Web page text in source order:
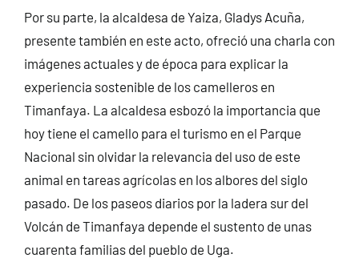
Por su parte, la alcaldesa de Yaiza, Gladys Acuña,
presente también en este acto, ofreció una charla con
imágenes actuales y de época para explicar la
experiencia sostenible de los camelleros en
Timanfaya. La alcaldesa esbozó la importancia que
hoy tiene el camello para el turismo en el Parque
Nacional sin olvidar la relevancia del uso de este
animal en tareas agrícolas en los albores del siglo
pasado. De los paseos diarios por la ladera sur del
Volcán de Timanfaya depende el sustento de unas
cuarenta familias del pueblo de Uga.